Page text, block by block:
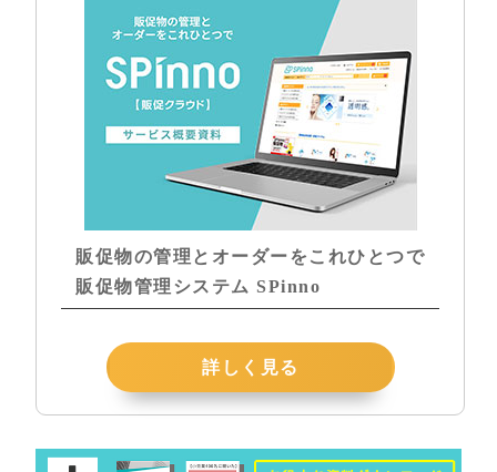
販促物の管理とオーダーをこれひとつで
販促物管理システム SPinno
詳しく見る